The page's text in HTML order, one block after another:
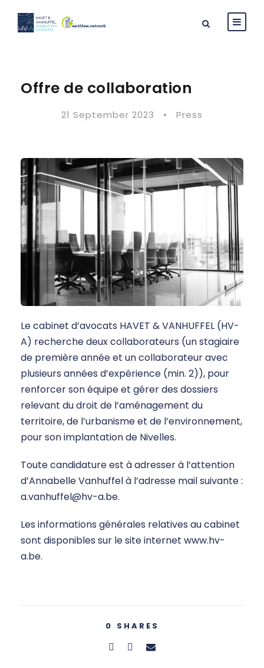
Offre de collaboration
21 September 2023 • Press
Le cabinet d’avocats HAVET & VANHUFFEL (HV-
A) recherche deux collaborateurs (un stagiaire
de première année et un collaborateur avec
plusieurs années d’expérience (min. 2)), pour
renforcer son équipe et gérer des dossiers
relevant du droit de l’aménagement du
territoire, de l’urbanisme et de l’environnement,
pour son implantation de Nivelles.
Toute candidature est à adresser à l’attention
d’Annabelle Vanhuffel à l’adresse mail suivante :
a.vanhuffel@hv-a.be.
Les informations générales relatives au cabinet
sont disponibles sur le site internet www.hv-
a.be.
0 SHARES